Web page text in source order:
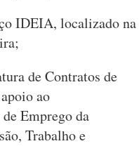
IDEIA, localizado na
de Contratos de
ao
Emprego da
Trabalho e